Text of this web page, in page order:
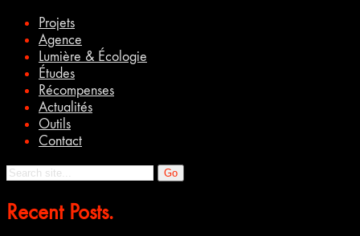
Projets
Agence
Lumière & Écologie
Études
Récompenses
Actualités
Outils
Contact
Search
Recent Posts.